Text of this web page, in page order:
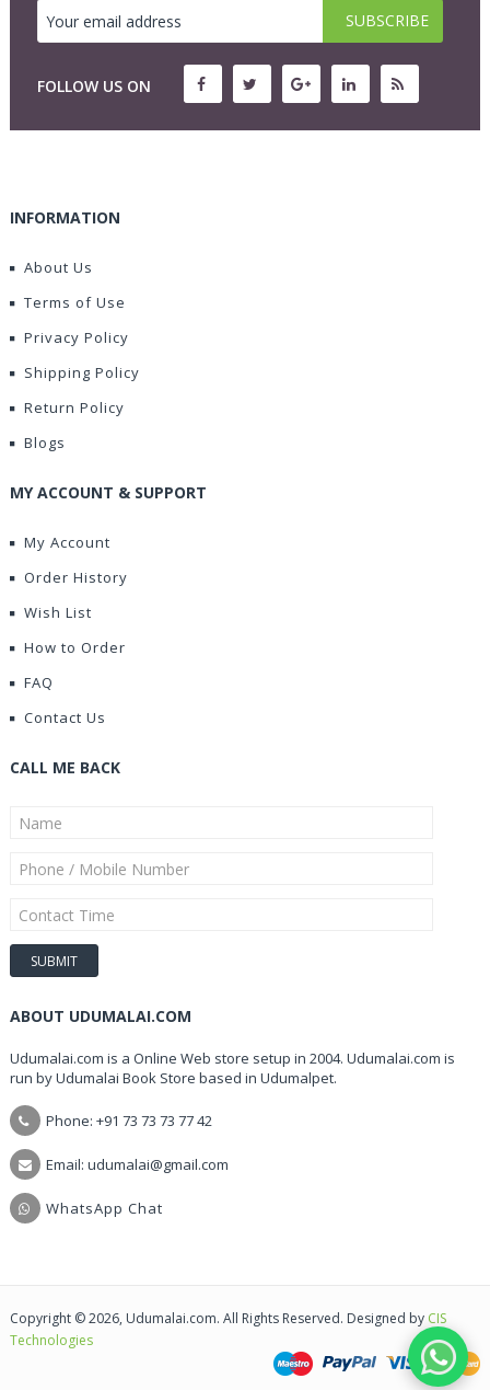
FOLLOW US ON
INFORMATION
About Us
Terms of Use
Privacy Policy
Shipping Policy
Return Policy
Blogs
MY ACCOUNT & SUPPORT
My Account
Order History
Wish List
How to Order
FAQ
Contact Us
CALL ME BACK
ABOUT UDUMALAI.COM
Udumalai.com is a Online Web store setup in 2004. Udumalai.com is
run by Udumalai Book Store based in Udumalpet.
Phone: +91 73 73 73 77 42
Email: udumalai@gmail.com
WhatsApp Chat
Copyright © 2026, Udumalai.com. All Rights Reserved. Designed by CIS
Technologies